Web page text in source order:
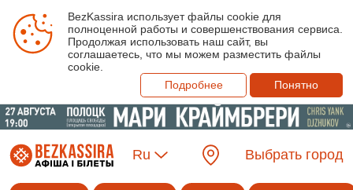
BezKassira использует файлы cookie для
полноценной работы и совершенствования сервиса.
Продолжая использовать наш сайт, вы
соглашаетесь, что мы можем разместить файлы
cookie.
Подробнее
Понятно
Ru Выбрать город